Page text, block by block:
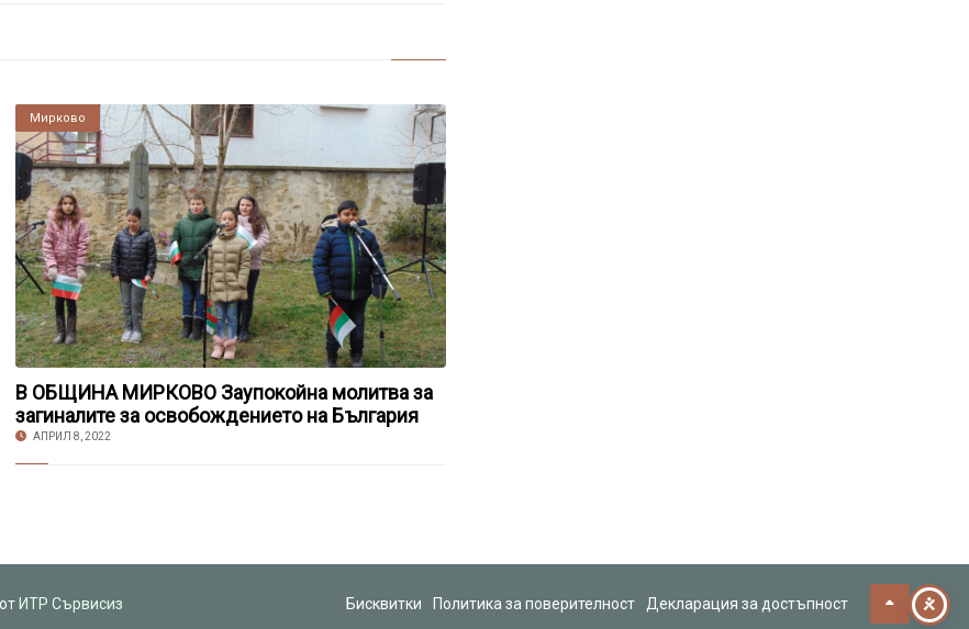
Мирково
В ОБЩИНА МИРКОВО Заупокойна молитва за
загиналите за освобождението на България
АПРИЛ 8, 2022
ИТР Сървисиз Бисквитки Политика за поверителност Декларация за достъпност